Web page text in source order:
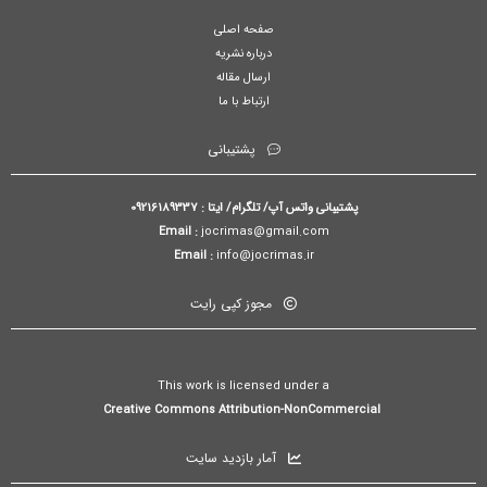
صفحه اصلی
درباره نشریه
ارسال مقاله
ارتباط با ما
پشتیبانی
پشتیبانی واتس آپ/ تلگرام/ ایتا : 09216189337
Email :jocrimas@gmail.com
Email :info@jocrimas.ir
مجوز کپی رایت
This work is licensed under a
آمار بازدید سایت